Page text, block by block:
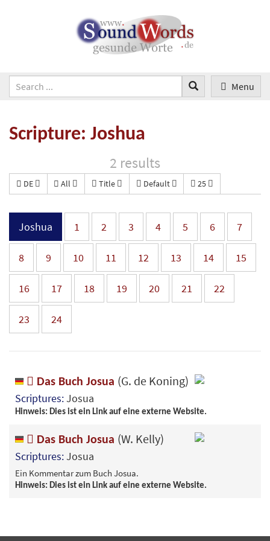
Menu
Scripture: Joshua
2 results
DE All Title Default 25
Joshua 1 2 3 4 5 6 7
8 9 10 11 12 13 14 15
16 17 18 19 20 21 22
23 24
Das Buch Josua (G. de Koning)
Scriptures:Josua
Hinweis: Dies ist ein Link auf eine externe Website.
Das Buch Josua (W. Kelly)
Scriptures:Josua
Ein Kommentar zum Buch Josua.
Hinweis: Dies ist ein Link auf eine externe Website.